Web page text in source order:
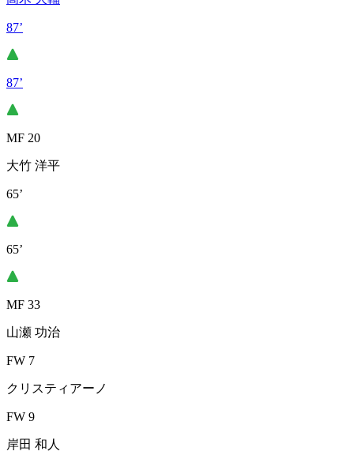
87’
87’
MF 20
大竹 洋平
65’
65’
MF 33
山瀬 功治
FW 7
クリスティアーノ
FW 9
岸田 和人